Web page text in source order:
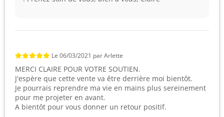
Le 06/03/2021 parArlette
MERCI CLAIRE POUR VOTRE SOUTIEN.
J'espère que cette vente va être derrière moi bientôt.
Je pourrais reprendre ma vie en mains plus sereinement
pour me projeter en avant.
A bientôt pour vous donner un retour positif.